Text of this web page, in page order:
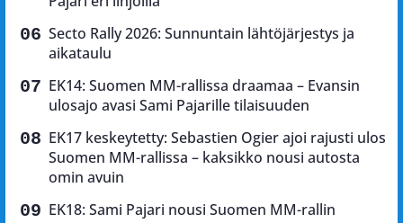
Secto Rally 2026: Sunnuntain lähtöjärjestys ja
aikataulu
EK14: Suomen MM-rallissa draamaa – Evansin
ulosajo avasi Sami Pajarille tilaisuuden
EK17 keskeytetty: Sebastien Ogier ajoi rajusti ulos
Suomen MM-rallissa – kaksikko nousi autosta
omin avuin
EK18: Sami Pajari nousi Suomen MM-rallin